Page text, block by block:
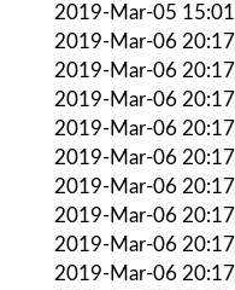
2019-Mar-05 15:01
2019-Mar-06 20:17
2019-Mar-06 20:17
2019-Mar-06 20:17
2019-Mar-06 20:17
2019-Mar-06 20:17
2019-Mar-06 20:17
2019-Mar-06 20:17
2019-Mar-06 20:17
2019-Mar-06 20:17